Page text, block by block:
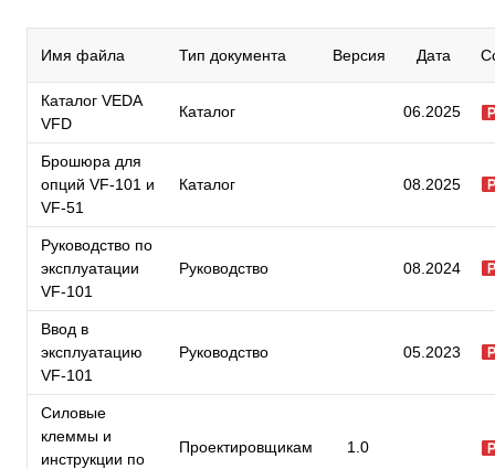
Имя файла Тип документа Версия Дата
Каталог VEDA
VFD
Каталог 06.2025
Брошюра для
опций VF-101 и
VF-51
Каталог 08.2025
Руководство по
эксплуатации
VF-101
Руководство 08.2024
Ввод в
эксплуатацию
VF-101
Руководство 05.2023
Силовые
клеммы и
инструкции по
Проектировщикам 1.0